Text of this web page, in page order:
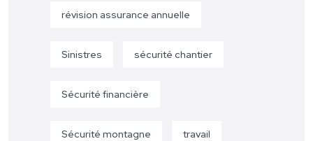
révision assurance annuelle
Sinistres sécurité chantier
Sécurité financière
Sécurité montagne travail